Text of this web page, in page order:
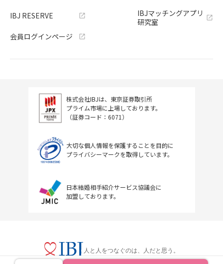
IBJ RESERVE
会員ログインページ
IBJマッチングアプリ
研究室
株式会社IBJは、東京証券取引所
プライム市場に上場しております。
（証券コード：6071）
大切な個人情報を保護することを目的に
プライバシーマークを取得しています。
日本結婚相手紹介サービス協議会に
加盟しております。
人と人をつなぐのは、人だと思う。